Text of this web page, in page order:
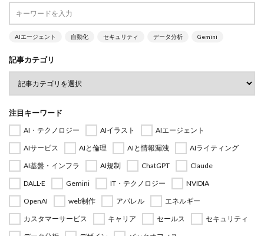
AIエージェント 自動化 セキュリティ データ分析 Gemini
記事カテゴリ
注目キーワード
AI・テクノロジー AIイラスト
AIエージェント
AIサービス
AIと倫理 AIと情報漏洩
AIライティング
AI基盤・インフラ
AI規制 ChatGPT
Claude
DALL·E
Gemini IT・テクノロジー
NVIDIA
OpenAI
web制作 アパレル
エネルギー
カスタマーサービス
キャリア セールス
セキュリティ